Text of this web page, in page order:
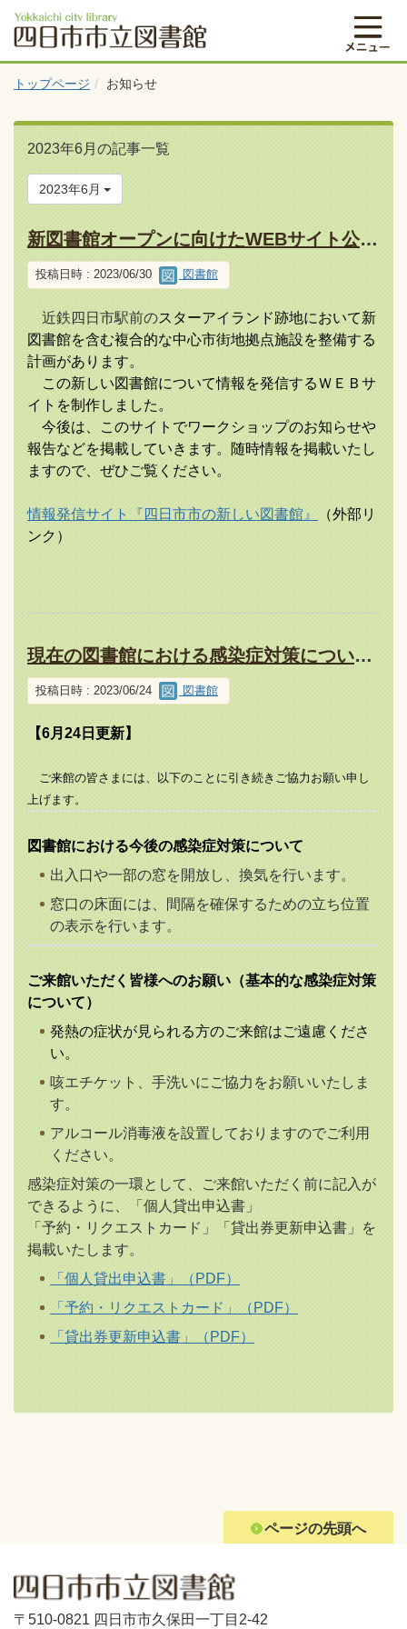
トップページ お知らせ
2023年6月の記事一覧
2023年6月
新図書館オープンに向けたWEBサイト公開について
投稿日時 : 2023/06/30 図書館
近鉄四日市駅前のスターアイランド跡地において新
図書館を含む複合的な中心市街地拠点施設を整備する
計画があります。
この新しい図書館について情報を発信するＷＥＢサ
イトを制作しました。
今後は、このサイトでワークショップのお知らせや
報告などを掲載していきます。随時情報を掲載いたし
ますので、ぜひご覧ください。
情報発信サイト『四日市市の新しい図書館』
（外部リ
ンク）
現在の図書館における感染症対策について（令和5年6月24日更新）
投稿日時 : 2023/06/24 図書館
【6月24日更新】
ご来館の皆さまには、以下のことに引き続きご協力お願い申し
上げます。
図書館における今後の感染症対策について
出入口や一部の窓を開放し、換気を行います。
窓口の床面には、間隔を確保するための立ち位置
の表示を行います。
ご来館いただく皆様へのお願い（基本的な感染症対策
について）
発熱の症状が見られる方のご来館はご遠慮くださ
い。
咳エチケット、手洗いにご協力をお願いいたしま
す。
アルコール消毒液を設置しておりますのでご利用
ください。
感染症対策の一環として、ご来館いただく前に記入が
できるように、「個人貸出申込書」
「予約・リクエストカード」「貸出券更新申込書」を
掲載いたします。
「個人貸出申込書」（PDF）
「予約・リクエストカード」（PDF）
「貸出券更新申込書」（PDF）
ページの先頭へ
〒510-0821 四日市市久保田一丁目2-42